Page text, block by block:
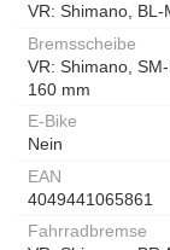
VR: Shimano,
Bremsscheibe
VR: Shimano,
160 mm
E-Bike
Nein
EAN
4049441065861
Fahrradbremse